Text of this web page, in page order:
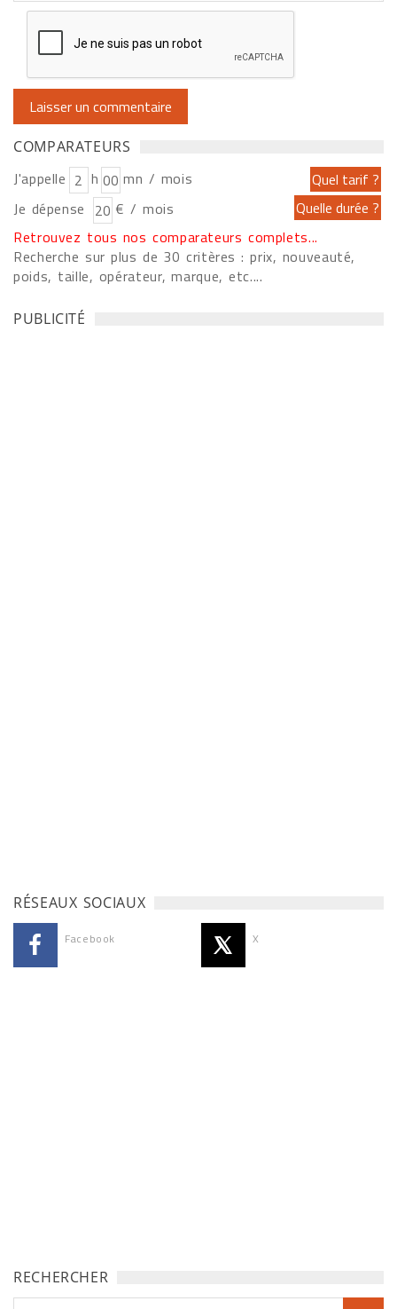
COMPARATEURS
J'appelle h
mn / mois
Je dépense
€ / mois
Retrouvez tous nos comparateurs complets...
Recherche sur plus de 30 critères : prix, nouveauté,
poids, taille, opérateur, marque, etc....
PUBLICITÉ
RÉSEAUX SOCIAUX
Facebook X
RECHERCHER